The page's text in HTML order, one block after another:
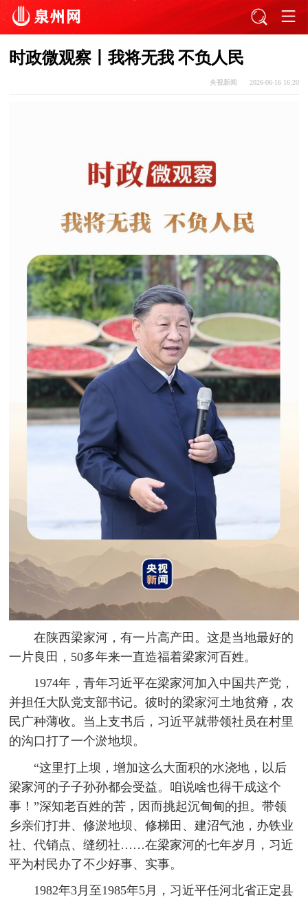
时政微观察丨我将无我 不负人民
央视新闻 2026-06-16 16:20
在陕西梁家河，有一片高产田。这是当地最好的
一片良田，50多年来一直造福着梁家河百姓。
1974年，青年习近平在梁家河加入中国共产党，
并担任大队党支部书记。彼时的梁家河土地贫瘠，农
民广种薄收。当上支书后，习近平就带领社员在村里
的沟口打了一个淤地坝。
“这里打上坝，增加这么大面积的水浇地，以后
梁家河的子子孙孙都会受益。咱说啥也得干成这个
事！”深知老百姓的苦，因而挑起沉甸甸的担。带领
乡亲们打井、修淤地坝、修梯田、建沼气池，办铁业
社、代销点、缝纫社……在梁家河的七年岁月，习近
平为村民办了不少好事、实事。
1982年3月至1985年5月，习近平任河北省正定县